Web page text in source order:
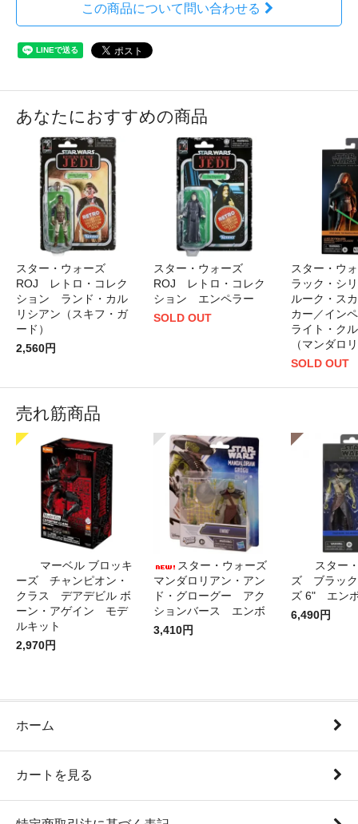
この商品について問い合わせる
あなたにおすすめの商品
スター・ウォーズ
ROJ レトロ・コレク
ション ランド・カル
リシアン（スキフ・ガ
ード）
2,560円
スター・ウォーズ
ROJ レトロ・コレク
ション エンペラー
SOLD OUT
スター・ウ
ラック・シ
ルーク・ス
カー／イン
ライト・ク
（マンダロ
SOLD OUT
売れ筋商品
マーベル ブロッキ
ーズ チャンピオン・
クラス デアデビル ボ
ーン・アゲイン モデ
ルキット
2,970円
スター・ウォーズ
マンダロリアン・アン
ド・グローグー アク
ションバース エンボ
3,410円
スター
ズ ブラック
ズ 6" エン
6,490円
ホーム
カートを見る